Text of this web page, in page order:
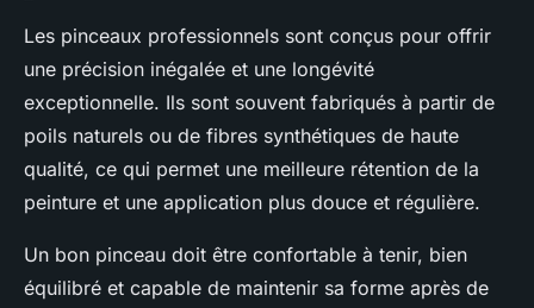
Les pinceaux professionnels sont conçus pour offrir
une précision inégalée et une longévité
exceptionnelle. Ils sont souvent fabriqués à partir de
poils naturels ou de fibres synthétiques de haute
qualité, ce qui permet une meilleure rétention de la
peinture et une application plus douce et régulière.
Un bon pinceau doit être confortable à tenir, bien
équilibré et capable de maintenir sa forme après de